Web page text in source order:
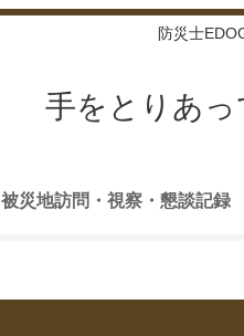
防災士
手をとりあ
被災地訪問・視察・懇談記録